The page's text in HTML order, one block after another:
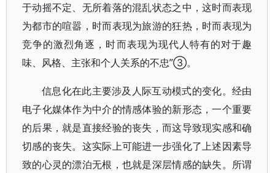
于动摇不定、无所着落的混乱状态之中，这时而表现
为都市的喧嚣，时而表现为旅游的狂热，时而表现为
竞争的激烈角逐，时而表现为现代人特有的对于趣
味、风格、主张和个人关系的不忠”③。
信息化在此主要涉及人际互动模式的变化。经由
电子化媒体作为中介的情感体验的新形态，一个重要
的后果，就是直接经验的丧失，而这导致现实感和确
切感的丧失。这实际上可能进一步强化了上述因素导
致的心灵的漂泊无根，也就是深层情感的缺失。所谓